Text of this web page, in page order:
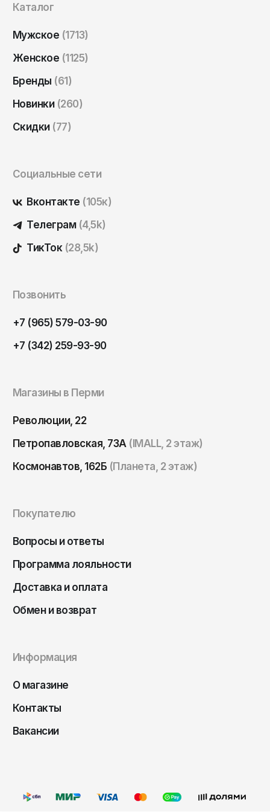
Каталог
Мужское (1713)
Женское (1125)
Бренды (61)
Новинки (260)
Скидки (77)
Социальные сети
Вконтакте (105к)
Телеграм (4,5k)
ТикТок (28,5k)
Позвонить
+7 (965) 579-03-90
+7 (342) 259-93-90
Магазины в Перми
Революции, 22
Петропавловская, 73А (IMALL, 2 этаж)
Космонавтов, 162Б (Планета, 2 этаж)
Покупателю
Вопросы и ответы
Программа лояльности
Доставка и оплата
Обмен и возврат
Информация
О магазине
Контакты
Вакансии
Саратов
Севастополь
Сергиев Посад
Ставрополь
Стерлитамак
Сыктывкар
Тольятти
Тула
Тюмень
Улан-Удэ
Хабаровск
Ханты-Мансийск
Чайковский
Чита
Элиста
Южно-Сахалинск
Якутск